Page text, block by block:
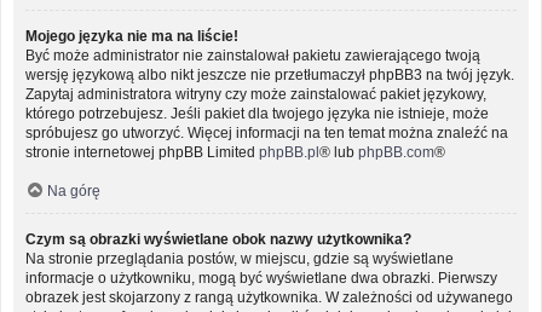
Mojego języka nie ma na liście!
Być może administrator nie zainstalował pakietu zawierającego twoją
wersję językową albo nikt jeszcze nie przetłumaczył phpBB3 na twój język.
Zapytaj administratora witryny czy może zainstalować pakiet językowy,
którego potrzebujesz. Jeśli pakiet dla twojego języka nie istnieje, może
spróbujesz go utworzyć. Więcej informacji na ten temat można znaleźć na
stronie internetowej phpBB Limited phpBB.pl® lub phpBB.com®
Na górę
Czym są obrazki wyświetlane obok nazwy użytkownika?
Na stronie przeglądania postów, w miejscu, gdzie są wyświetlane
informacje o użytkowniku, mogą być wyświetlane dwa obrazki. Pierwszy
obrazek jest skojarzony z rangą użytkownika. W zależności od używanego